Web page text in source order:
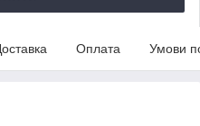
Оплата Умови